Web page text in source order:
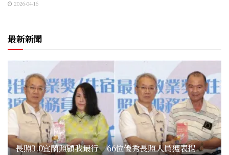
2026-04-16
最新新聞
長照3.0宜蘭照顧我最行 66位優秀長照人員獲表揚